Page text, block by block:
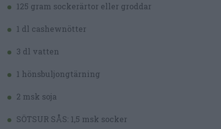
125 gram sockerärtor eller groddar
1 dl cashewnötter
3 dl vatten
1 hönsbuljongtärning
2 msk soja
SÖTSUR SÅS: 1,5 msk socker